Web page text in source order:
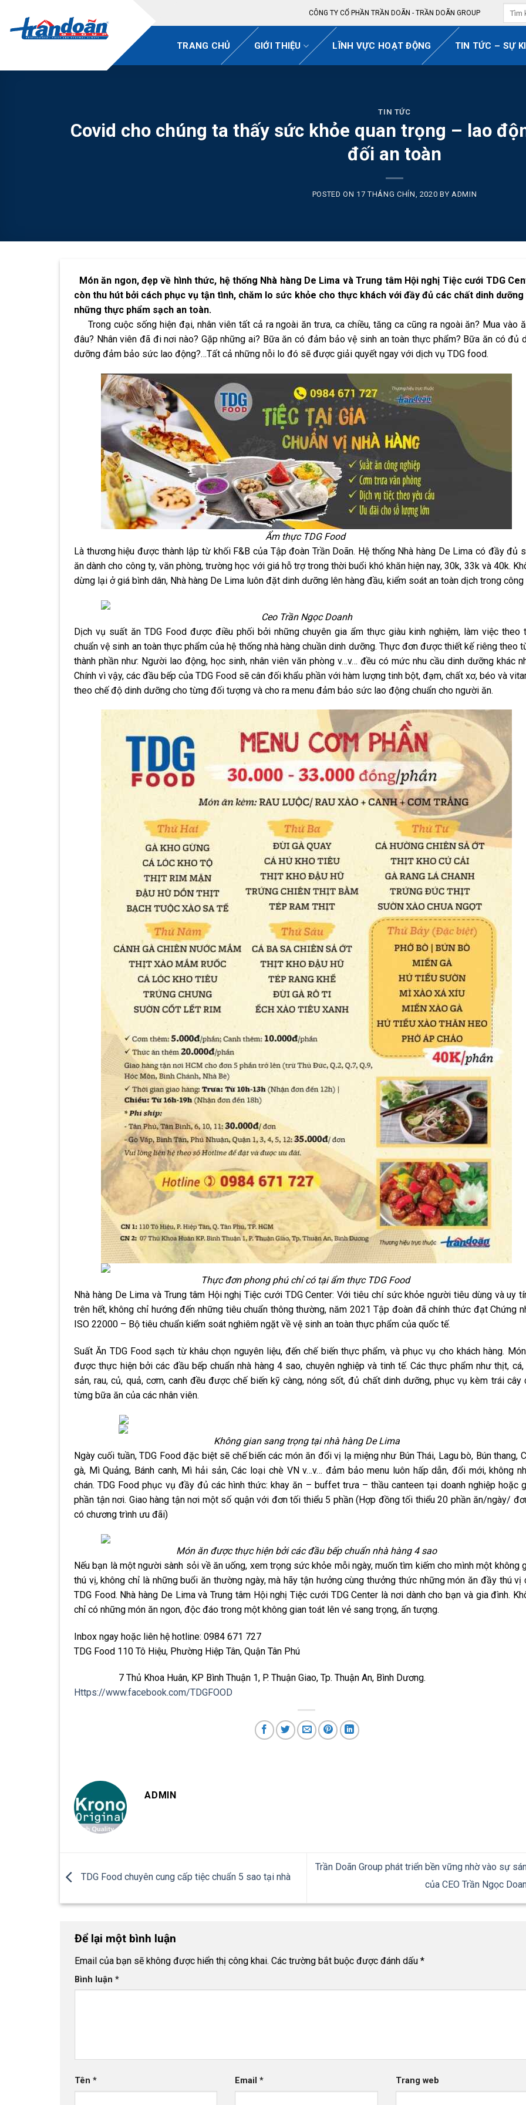
content
CÔNG TY CỔ PHẦN TRẦN DOÃN - TRẦN DOÃN GROUP
TRANG CHỦ GIỚI THIỆU LĨNH VỰC HOẠT ĐỘNG TIN TỨC – SỰ
TIN TỨC
Covid cho chúng ta thấy sức khỏe quan trọng – lao
đối an toàn
POSTED ON 17 THÁNG CHÍN, 2020 BYADMIN
Món ăn ngon, đẹp về hình thức, hệ thống Nhà hàng De Lima và Trung tâm Hội nghị Tiệc cưới TDG
còn thu hút bởi cách phục vụ tận tình, chăm lo sức khỏe cho thực khách với đầy đủ các chất dinh dưỡng
những thực phẩm sạch an toàn.
Trong cuộc sống hiện đại, nhân viên tất cả ra ngoài ăn trưa, ca chiều, tăng ca cũng ra ngoài ăn? Mua vào
đâu? Nhân viên đã đi nơi nào? Gặp những ai? Bữa ăn có đảm bảo vệ sinh an toàn thực phẩm? Bữa ăn có đủ
dưỡng đảm bảo sức lao động?…Tất cả những nỗi lo đó sẽ được giải quyết ngay với dịch vụ TDG food.
Ẩm thực TDG Food
Là thương hiệu được thành lập từ khối F&B của Tập đoàn Trần Doãn. Hệ thống Nhà hàng De Lima có đầy đủ
ăn dành cho công ty, văn phòng, trường học với giá hỗ trợ trong thời buổi khó khăn hiện nay, 30k, 33k và 40k.
dừng lại ở giá bình dân, Nhà hàng De Lima luôn đặt dinh dưỡng lên hàng đầu, kiểm soát an toàn dịch trong công
Ceo Trần Ngọc Doanh
Dịch vụ suất ăn TDG Food được điều phối bởi những chuyên gia ẩm thực giàu kinh nghiệm, làm việc theo
chuẩn vệ sinh an toàn thực phẩm của hệ thống nhà hàng chuần dinh dưỡng. Thực đơn được thiết kế riêng theo
thành phần như: Người lao động, học sinh, nhân viên văn phòng v…v… đều có mức nhu cầu dinh dưỡng khác
Chính vì vậy, các đầu bếp của TDG Food sẽ cân đối khẩu phần với hàm lượng tinh bột, đạm, chất xơ, béo và
theo chế độ dinh dưỡng cho từng đối tượng và cho ra menu đảm bảo sức lao động chuẩn cho người ăn.
Thực đơn phong phú chỉ có tại ẩm thực TDG Food
Nhà hàng De Lima và Trung tâm Hội nghị Tiệc cưới TDG Center: Với tiêu chí sức khỏe người tiêu dùng và uy
trên hết, không chỉ hướng đến những tiêu chuẩn thông thường, năm 2021 Tập đoàn đã chính thức đạt Chứng
ISO 22000 – Bộ tiêu chuẩn kiểm soát nghiêm ngặt về vệ sinh an toàn thực phẩm của quốc tế.
Suất Ăn TDG Food sạch từ khâu chọn nguyên liệu, đến chế biến thực phẩm, và phục vụ cho khách hàng.
được thực hiện bởi các đầu bếp chuẩn nhà hàng 4 sao, chuyên nghiệp và tinh tế. Các thực phẩm như thịt, cá,
sản, rau, củ, quả, cơm, canh đều được chế biến kỹ càng, nóng sốt, đủ chất dinh dưỡng, phục vụ kèm trái cây
từng bữa ăn của các nhân viên.
Không gian sang trọng tại nhà hàng De Lima
Ngày cuối tuần, TDG Food đặc biệt sẽ chế biến các món ăn đổi vị lạ miệng như Bún Thái, Lagu bò, Bún thang,
gà, Mì Quảng, Bánh canh, Mì hải sản, Các loại chè VN v…v… đảm bảo menu luôn hấp dẫn, đổi mới, không
chán. TDG Food phục vụ đầy đủ các hình thức: khay ăn – buffet trưa – thầu canteen tại doanh nghiệp hoặc
phần tận nơi. Giao hàng tận nơi một số quận với đơn tối thiểu 5 phần (Hợp đồng tối thiểu 20 phần ăn/ngày/
có chương trình ưu đãi)
Món ăn được thực hiện bởi các đầu bếp chuẩn nhà hàng 4 sao
Nếu bạn là một người sành sỏi về ăn uống, xem trọng sức khỏe mỗi ngày, muốn tìm kiếm cho mình một không
thú vị, không chỉ là những buổi ăn thường ngày, mà hãy tận hưởng cùng thưởng thức những món ăn đầy thú vị
TDG Food. Nhà hàng De Lima và Trung tâm Hội nghị Tiệc cưới TDG Center là nơi dành cho bạn và gia đình.
chỉ có những món ăn ngon, độc đáo trong một không gian toát lên vẻ sang trọng, ấn tượng.
Inbox ngay hoặc liên hệ hotline: 0984 671 727
TDG Food 110 Tô Hiệu, Phường Hiệp Tân, Quận Tân Phú
7 Thủ Khoa Huân, KP Bình Thuận 1, P. Thuận Giao, Tp. Thuận An, Bình Dương.
Https://www.facebook.com/TDGFOOD
ADMIN
TDG Food chuyên cung cấp tiệc chuẩn 5 sao tại nhà
Trần Doãn Group phát triển bền vững nhờ vào sự
của CEO Trần Ngọc
Để lại một bình luận
Email của bạn sẽ không được hiển thị công khai. Các trường bắt buộc được đánh dấu *
Bình luận *
Tên * Email* Trang web